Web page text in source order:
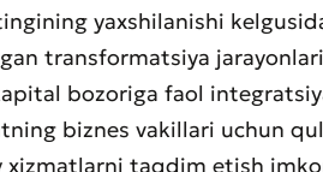
yaxshilanishi
transformatsiya
bozoriga faol
biznes vakillari uchun
xizmatlarni taqdim etish